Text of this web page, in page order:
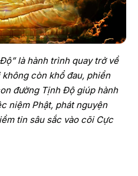
là hành trình quay trở về
còn khổ đau, phiền
đường Tịnh Độ giúp hành
niệm Phật, phát nguyện
tin sâu sắc vào cõi Cực